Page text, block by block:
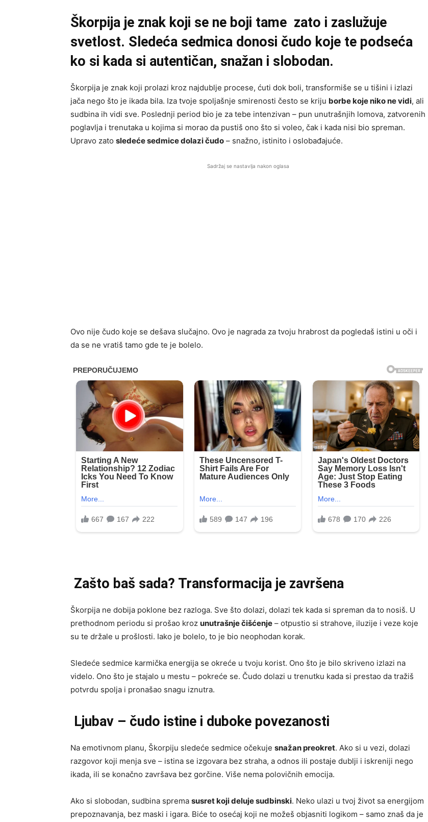
Škorpija je znak koji se ne boji tame zato i zaslužuje
svetlost. Sledeća sedmica donosi čudo koje te podseća
ko si kada si autentičan, snažan i slobodan.
Škorpija je znak koji prolazi kroz najdublje procese, ćuti dok boli, transformiše se u tišini i izlazi
jača nego što je ikada bila. Iza tvoje spoljašnje smirenosti često se kriju borbe koje niko ne vidi, ali
sudbina ih vidi sve. Poslednji period bio je za tebe intenzivan – pun unutrašnjih lomova, zatvorenih
poglavlja i trenutaka u kojima si morao da pustiš ono što si voleo, čak i kada nisi bio spreman.
Upravo zato sledeće sedmice dolazi čudo – snažno, istinito i oslobađajuće.
Sadržaj se nastavlja nakon oglasa
Ovo nije čudo koje se dešava slučajno. Ovo je nagrada za tvoju hrabrost da pogledaš istini u oči i
da se ne vratiš tamo gde te je bolelo.
Zašto baš sada? Transformacija je završena
Škorpija ne dobija poklone bez razloga. Sve što dolazi, dolazi tek kada si spreman da to nosiš. U
prethodnom periodu si prošao kroz unutrašnje čišćenje – otpustio si strahove, iluzije i veze koje
su te držale u prošlosti. Iako je bolelo, to je bio neophodan korak.
Sledeće sedmice karmička energija se okreće u tvoju korist. Ono što je bilo skriveno izlazi na
videlo. Ono što je stajalo u mestu – pokreće se. Čudo dolazi u trenutku kada si prestao da tražiš
potvrdu spolja i pronašao snagu iznutra.
Ljubav – čudo istine i duboke povezanosti
Na emotivnom planu, Škorpiju sledeće sedmice očekuje snažan preokret. Ako si u vezi, dolazi
razgovor koji menja sve – istina se izgovara bez straha, a odnos ili postaje dublji i iskreniji nego
ikada, ili se konačno završava bez gorčine. Više nema polovičnih emocija.
Ako si slobodan, sudbina sprema susret koji deluje sudbinski. Neko ulazi u tvoj život sa energijom
prepoznavanja, bez maski i igara. Biće to osećaj koji ne možeš objasniti logikom – samo znaš da je